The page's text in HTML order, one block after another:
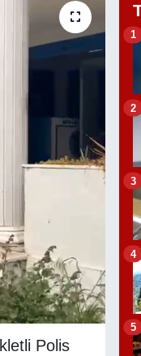
Polis
1
2
3
4
5